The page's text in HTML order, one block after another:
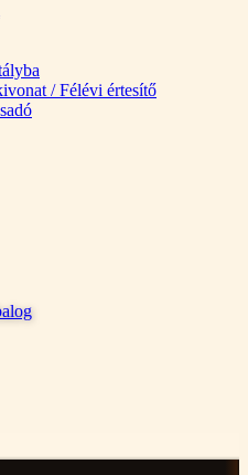
/ Félévi értesítő